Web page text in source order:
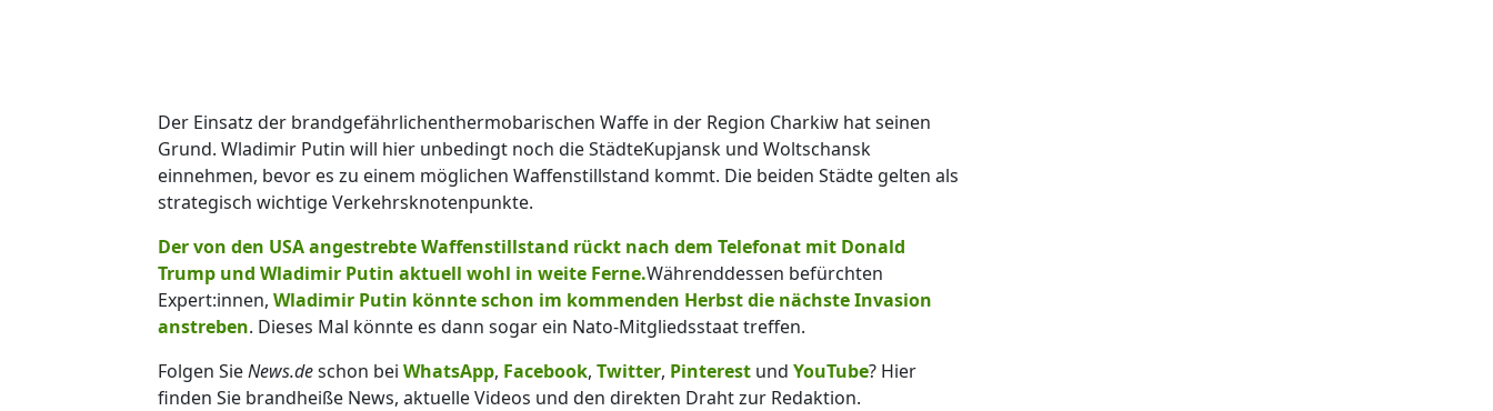
Der Einsatz der brandgefährlichenthermobarischen Waffe in der Region Charkiw hat seinen
Grund. Wladimir Putin will hier unbedingt noch die StädteKupjansk und Woltschansk
einnehmen, bevor es zu einem möglichen Waffenstillstand kommt. Die beiden Städte gelten als
strategisch wichtige Verkehrsknotenpunkte.
Der von den USA angestrebte Waffenstillstand rückt nach dem Telefonat mit Donald
Trump und Wladimir Putin aktuell wohl in weite Ferne.Währenddessen befürchten
Expert:innen, Wladimir Putin könnte schon im kommenden Herbst die nächste Invasion
anstreben. Dieses Mal könnte es dann sogar ein Nato-Mitgliedsstaat treffen.
Folgen SieNews.deschon bei WhatsApp, Facebook, Twitter, Pinterest und YouTube? Hier
finden Sie brandheiße News, aktuelle Videos und den direkten Draht zur Redaktion.